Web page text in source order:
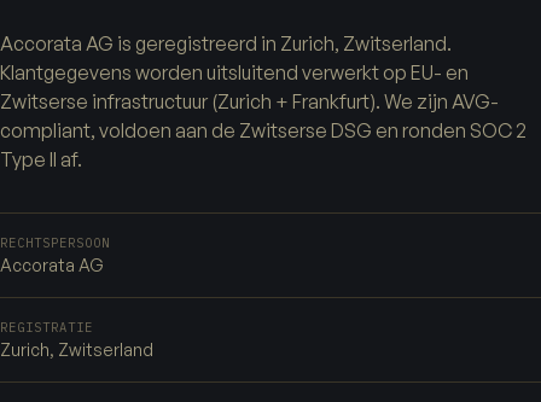
Accorata AG is geregistreerd in Zurich, Zwitserland.
Klantgegevens worden uitsluitend verwerkt op EU- en
Zwitserse infrastructuur (Zurich + Frankfurt). We zijn AVG-
compliant, voldoen aan de Zwitserse DSG en ronden SOC 2
Type II af.
RECHTSPERSOON
Accorata AG
REGISTRATIE
Zurich, Zwitserland